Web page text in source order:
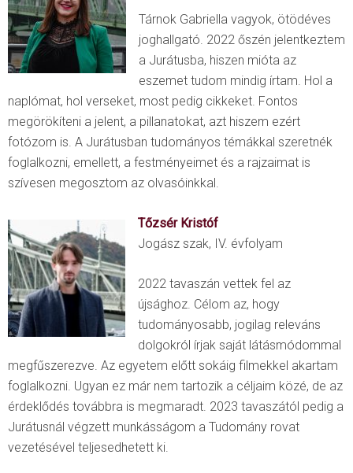
Tárnok Gabriella vagyok, ötödéves
joghallgató. 2022 őszén jelentkeztem
a Jurátusba, hiszen mióta az
eszemet tudom mindig írtam. Hol a
naplómat, hol verseket, most pedig cikkeket. Fontos
megörökíteni a jelent, a pillanatokat, azt hiszem ezért
fotózom is. A Jurátusban tudományos témákkal szeretnék
foglalkozni, emellett, a festményeimet és a rajzaimat is
szívesen megosztom az olvasóinkkal.
Tőzsér Kristóf
Jogász szak, IV. évfolyam
2022 tavaszán vettek fel az
újsághoz. Célom az, hogy
tudományosabb, jogilag releváns
dolgokról írjak saját látásmódommal
megfűszerezve. Az egyetem előtt sokáig filmekkel akartam
foglalkozni. Ugyan ez már nem tartozik a céljaim közé, de az
érdeklődés továbbra is megmaradt. 2023 tavaszától pedig a
Jurátusnál végzett munkásságom a Tudomány rovat
vezetésével teljesedhetett ki.